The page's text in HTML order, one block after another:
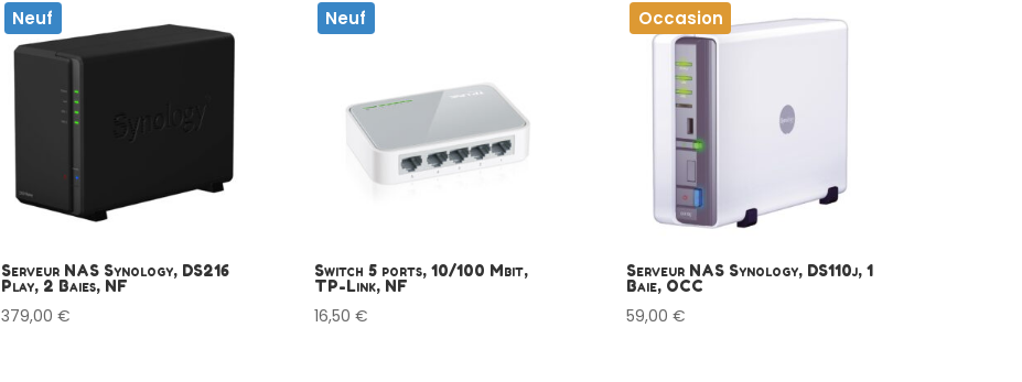
Neuf
Serveur NAS Synology, DS216
Play, 2 Baies, NF
379,00 €
Neuf
Switch 5 ports, 10/100 Mbit,
TP-Link, NF
16,50 €
Occasion
Serveur NAS Synology, DS110j, 1
Baie, OCC
59,00€